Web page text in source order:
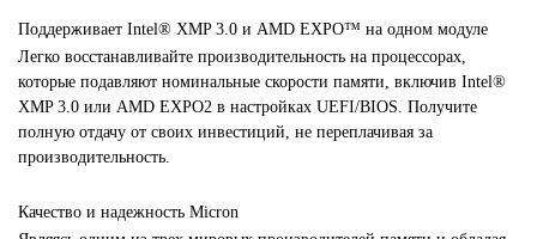
Поддерживает Intel® XMP 3.0 и AMD EXPO™ на одном модуле
Легко восстанавливайте производительность на процессорах,
которые подавляют номинальные скорости памяти, включив Intel®
XMP 3.0 или AMD EXPO2 в настройках UEFI/BIOS. Получите
полную отдачу от своих инвестиций, не переплачивая за
производительность.
Качество и надежность Micron